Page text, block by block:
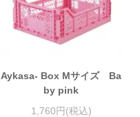
Aykasa- Box Mサイズ Ba
by pink
1,760円(税込)